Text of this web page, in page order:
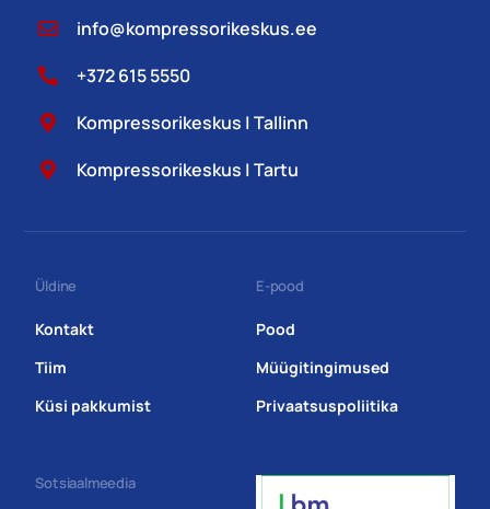
info@kompressorikeskus.ee
+372 615 5550
Kompressorikeskus | Tallinn
Kompressorikeskus | Tartu
Üldine
Kontakt
Tiim
Küsi pakkumist
E-pood
Pood
Müügitingimused
Privaatsuspoliitika
Sotsiaalmeedia